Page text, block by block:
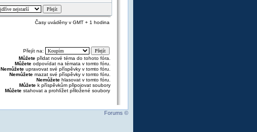
Časy uváděny v GMT + 1 hodina
Přejít na:
Můžete přidat nové téma do tohoto fóra.
Můžete odpovídat na témata v tomto fóru.
Nemůžete upravovat své příspěvky v tomto fóru.
Nemůžete mazat své příspěvky v tomto fóru.
Nemůžete hlasovat v tomto fóru.
Můžete k příspěvkům připojovat soubory
Můžete stahovat a prohlížet přiložené soubory
Forums ©